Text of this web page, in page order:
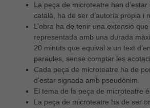
La peça de microteatre han d’estar
català, ha de ser d’autoria pròpia i
L’obra ha de tenir una extensió
representada amb una durada
20 minuts que equival a un text
paraules, sense comptar les
Cada peça de microteatre ha de
d’estar signada amb pseudònim.
El tema de la peça de microteatre
La peça de microteatre ha de ser